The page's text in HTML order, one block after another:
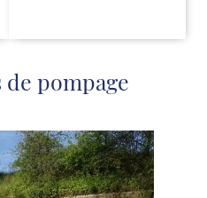
pompage